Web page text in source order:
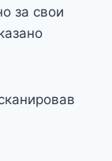
за свои